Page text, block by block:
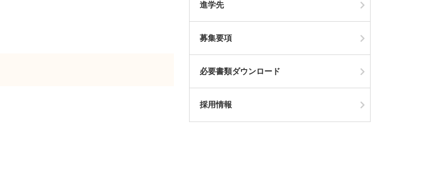
進学先
募集要項
必要書類ダウンロード
採用情報